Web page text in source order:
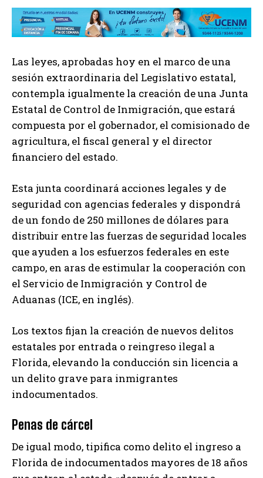
Las leyes, aprobadas hoy en el marco de una
sesión extraordinaria del Legislativo estatal,
contempla igualmente la creación de una Junta
Estatal de Control de Inmigración, que estará
compuesta por el gobernador, el comisionado de
agricultura, el fiscal general y el director
financiero del estado.
Esta junta coordinará acciones legales y de
seguridad con agencias federales y dispondrá
de un fondo de 250 millones de dólares para
distribuir entre las fuerzas de seguridad locales
que ayuden a los esfuerzos federales en este
campo, en aras de estimular la cooperación con
el Servicio de Inmigración y Control de
Aduanas (ICE, en inglés).
Los textos fijan la creación de nuevos delitos
estatales por entrada o reingreso ilegal a
Florida, elevando la conducción sin licencia a
un delito grave para inmigrantes
indocumentados.
Penas de cárcel
De igual modo, tipifica como delito el ingreso a
Florida de indocumentados mayores de 18 años